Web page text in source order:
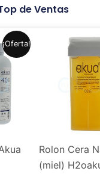
de Ventas
¡Oferta!
€.
Este
producto
pueden
Rolon Cera
(miel)